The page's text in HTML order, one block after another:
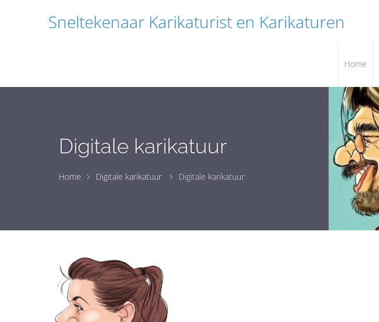
Sneltekenaar Karikaturist en Karikaturen
Home
Digitale karikatuur
Home Digitale karikatuur Digitale karikatuur